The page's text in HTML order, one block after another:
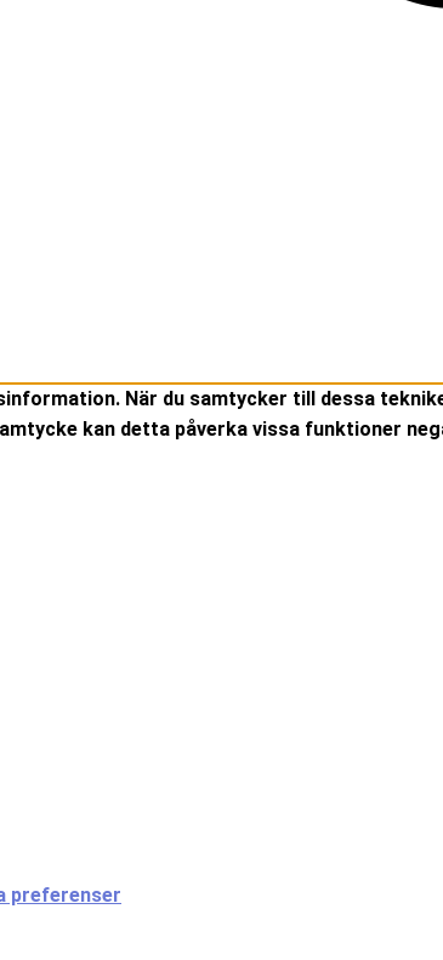
När du samtycker till dessa
kan detta påverka vissa funktioner
preferenser